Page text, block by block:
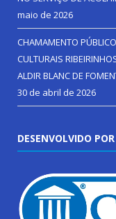
maio de 2026
CHAMAMENTO
CULTURAIS
ALDIR BLANC DE
30 de abril de 2026
DESENVOLVIDO